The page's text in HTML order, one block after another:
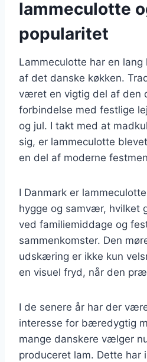
lammeculotte
popularitet
Lammeculotte har en
af det danske køkken.
været en vigtig del af den
forbindelse med festlige
og jul. I takt med at
sig, er lammeculotte
en del af moderne
I Danmark er
hygge og samvær, hvilket
ved familiemiddage og
sammenkomster. Den
udskæring er ikke kun
en visuel fryd, når den
I de senere år har der
interesse for bæredygtig
mange danskere vælger
produceret lam. Dette har